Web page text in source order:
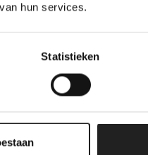
hun services.
Statistieken
Gordijnen
een
regelmatig te